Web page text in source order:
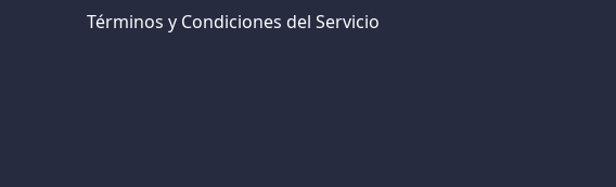
Términos y Condiciones del Servicio